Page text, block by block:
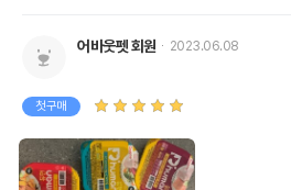
어바웃펫 회원 2023.06.08
첫구매